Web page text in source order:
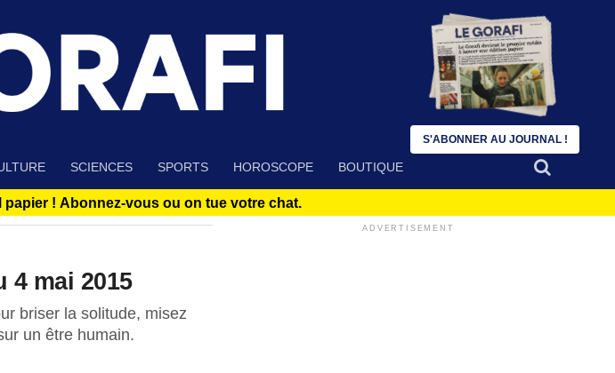
SCIENCES SPORTS HOROSCOPE BOUTIQUE
papier ! Abonnez-vous ou on tue votre chat.
4 mai 2015
briser la solitude, misez
un être humain.
ADVERTISEMENT
S'ABONNER AU JOURNAL !